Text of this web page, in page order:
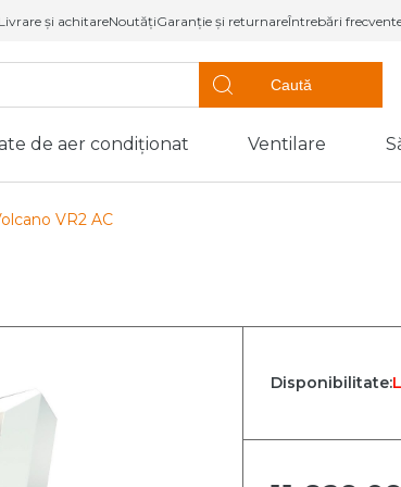
Livrare și achitareNoutățiGaranție și returnareÎntrebări
Caută
de căldură,
Utilaj frigorific
Uși frigorifice
de aer condiționat Ventilare
VR2 AC
Disponibilitate: